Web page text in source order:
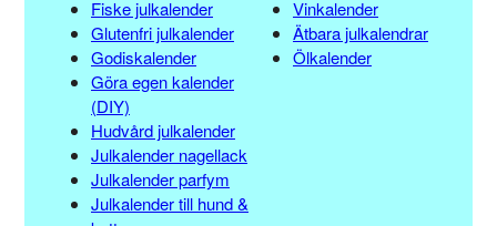
Fiske julkalender
Glutenfri julkalender
Godiskalender
Göra egen kalender
(DIY)
Hudvård julkalender
Julkalender nagellack
Julkalender parfym
Julkalender till hund &
Vinkalender
Ätbara julkalendrar
Ölkalender